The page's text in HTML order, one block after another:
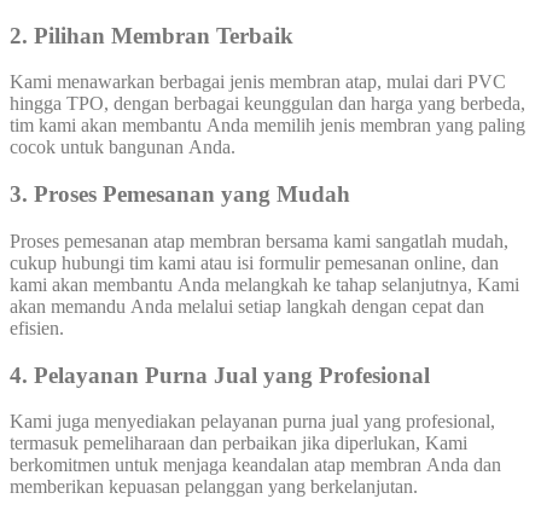
2. Pilihan Membran Terbaik
Kami menawarkan berbagai jenis membran atap, mulai dari PVC
hingga TPO, dengan berbagai keunggulan dan harga yang berbeda,
tim kami akan membantu Anda memilih jenis membran yang paling
cocok untuk bangunan Anda.
3. Proses Pemesanan yang Mudah
Proses pemesanan atap membran bersama kami sangatlah mudah,
cukup hubungi tim kami atau isi formulir pemesanan online, dan
kami akan membantu Anda melangkah ke tahap selanjutnya, Kami
akan memandu Anda melalui setiap langkah dengan cepat dan
efisien.
4. Pelayanan Purna Jual yang Profesional
Kami juga menyediakan pelayanan purna jual yang profesional,
termasuk pemeliharaan dan perbaikan jika diperlukan, Kami
berkomitmen untuk menjaga keandalan atap membran Anda dan
memberikan kepuasan pelanggan yang berkelanjutan.